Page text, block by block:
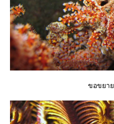
ขอขยา